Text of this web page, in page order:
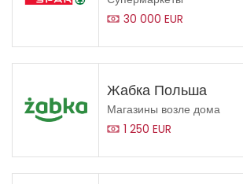
30 000 EUR
Жабка Польша
Магазины возле дома
1 250 EUR